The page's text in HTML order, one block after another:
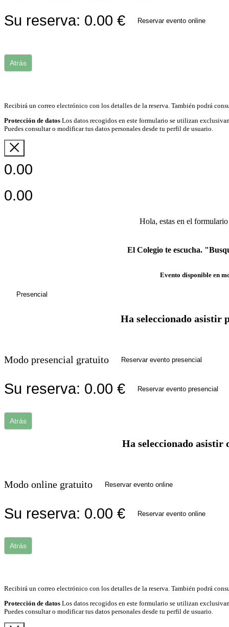
Su reserva: 0.00 € Reservar evento online
Atrás
Recibirá un correo electrónico con los detalles de la reserva. También podrá
Protección de datos Los datos recogidos en este formulario se utilizan
Puedes consultar o modificar tus datos personales desde tu perfil de usuario.
0.00
0.00
Hola, estas en el formulario
El Colegio te escucha.
Evento disponible en
Presencial
Ha seleccionado asistir
Modo presencial gratuito Reservar evento presencial
Su reserva: 0.00 € Reservar evento presencial
Atrás
Ha seleccionado asistir
Modo online gratuito Reservar evento online
Su reserva: 0.00 € Reservar evento online
Atrás
Recibirá un correo electrónico con los detalles de la reserva. También podrá
Protección de datos Los datos recogidos en este formulario se utilizan
Puedes consultar o modificar tus datos personales desde tu perfil de usuario.